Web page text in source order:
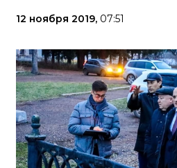
12 ноября 2019, 07:51